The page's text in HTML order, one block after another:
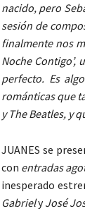
nacido, pero
sesión de
finalmente nos
Noche
perfecto. Es
románticas que
y The Beatles, y
JUANES se
con entradas
inesperado
GabrielyJosé